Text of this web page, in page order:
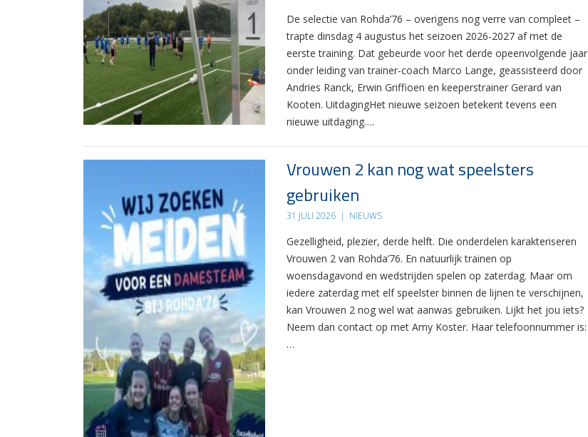
De selectie van Rohda’76 – overigens nog verre van compleet –
trapte dinsdag 4 augustus het seizoen 2026-2027 af met de
eerste training. Dat gebeurde voor het derde opeenvolgende jaar
onder leiding van trainer-coach Marco Lange, geassisteerd door
Andries Ranck, Erwin Griffioen en keeperstrainer Gerard van
Kooten. UitdagingHet nieuwe seizoen betekent tevens een
nieuwe uitdaging….
Vrouwen 2 kan nog wat speelsters
gebruiken
31 JULI 2026 | NIEUWS
Gezelligheid, plezier, derde helft. Die onderdelen karakteriseren
Vrouwen 2 van Rohda’76. En natuurlijk trainen op
woensdagavond en wedstrijden spelen op zaterdag. Maar om
iedere zaterdag met elf speelster binnen de lijnen te verschijnen,
kan Vrouwen 2 nog wel wat aanwas gebruiken. Lijkt het jou iets?
Neem dan contact op met Amy Koster. Haar telefoonnummer is:
…